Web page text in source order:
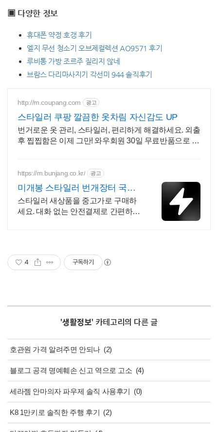
▣ 다양한 정보
휴대폰 약정 호갱 후기
엘지 무선 청소기 오브제컬렉션 AO9571 후기
루비통 가방 조르주 질리지 않네
브람스 다리마사지기 각선미 944 솔직후기
http://m.coupang.com 광고
스타일러 쿠팡 깔끔한 옷차림 자신감도 UP
번거로운 옷 관리, 스타일러, 편리하게 해결하세요. 외출
후 찝찝함은 이제 그만! 와우회원 30일 무료반품으로 만
https://m.bunjang.co.kr/ 광고
미개봉 스타일러 번개장터 국내
최대 브랜드 중고거래
스타일러 새상품을 중고가로 구매하
세요. 대화 없는 안전결제로 간편하게!
4 구독하기
'생활정보' 카테고리의 다른 글
호관원 가격 알려주면 안되나 (2)
블로그 공격 명예훼손 신고 역으로 고소 (4)
세라젬 안마의자 파우제 솔직 사용후기 (0)
K8 1만키로 솔직한 주행 후기 (2)